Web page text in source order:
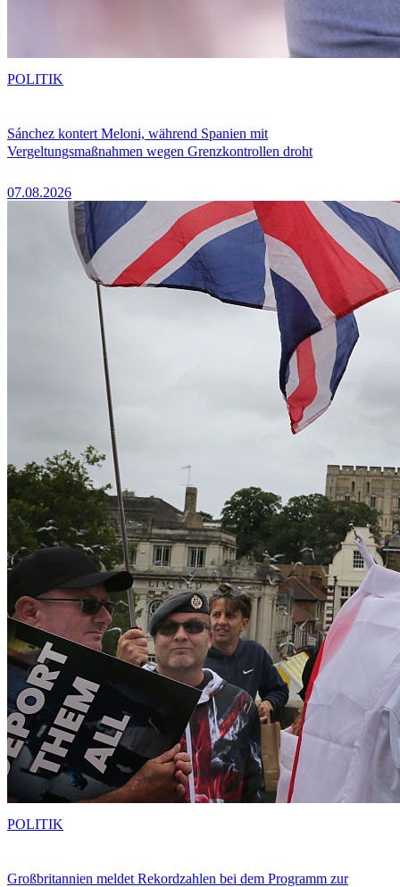
Sánchez kontert Meloni, während Spanien mit
Vergeltungsmaßnahmen wegen Grenzkontrollen droht
07.08.2026
POLITIK
Großbritannien meldet Rekordzahlen bei dem Programm zur
POLITIK